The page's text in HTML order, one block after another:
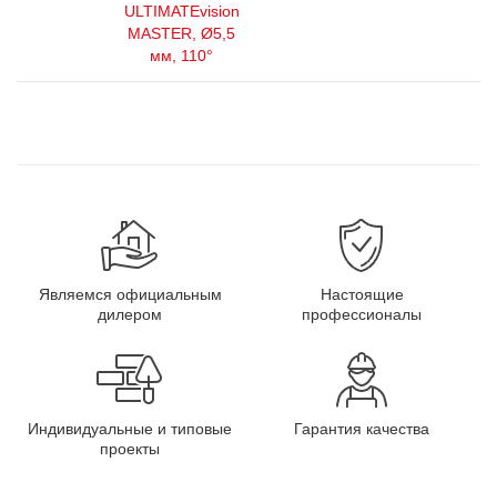
ULTIMATEvision
MASTER, Ø5,5
мм, 110°
Являемся официальным
дилером
Настоящие
профессионалы
Индивидуальные и типовые
проекты
Гарантия качества